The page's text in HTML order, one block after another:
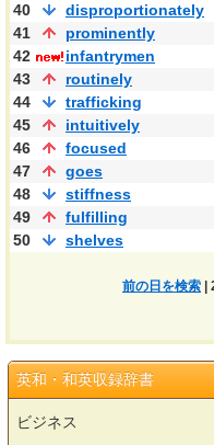
40
disproportionately
41
prominently
42
infantrymen
43
routinely
44
trafficking
45
intuitively
46
focused
47
goes
48
stiffness
49
fulfilling
50
shelves
前の日を検索 |
英和・和英収録辞書
ビジネス